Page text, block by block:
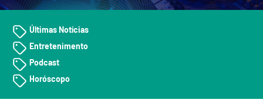
Últimas Notícias
Entretenimento
Podcast
Horóscopo